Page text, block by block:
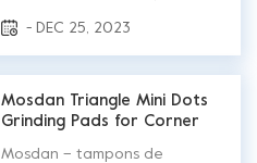
à vos proches, nos meilleurs
remplies de joie, de rires et de
moments de réflexion.Nous
apprécions la confiance que
vous accordez à notre
- DEC 25, 2023
Mosdan Triangle Mini Dots
Grinding Pads for Corner
Mosdan – tampons de